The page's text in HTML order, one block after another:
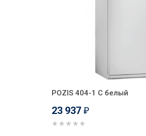
POZIS 404-1 C белый
23 937 ₽